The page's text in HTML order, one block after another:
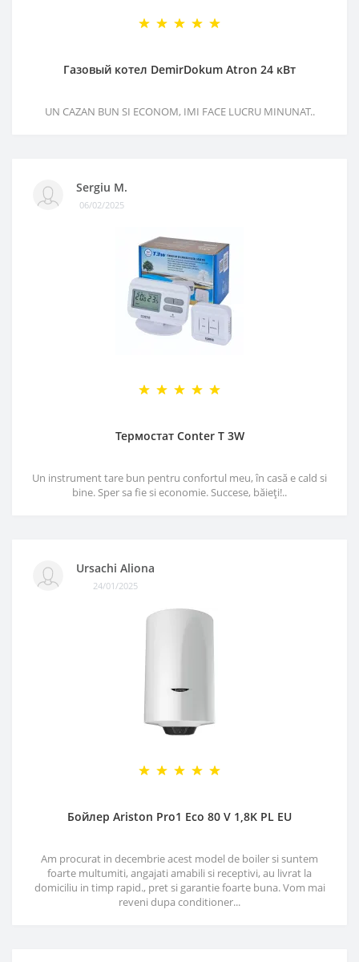
Газовый котел DemirDokum Atron 24 кВт
UN CAZAN BUN SI ECONOM, IMI FACE LUCRU MINUNAT..
Sergiu M.
06/02/2025
Термостат Conter T 3W
Un instrument tare bun pentru confortul meu, în casă e cald si
bine. Sper sa fie si economie. Succese, băieți!..
Ursachi Aliona
24/01/2025
Бойлер Ariston Pro1 Eco 80 V 1,8K PL EU
Am procurat in decembrie acest model de boiler si suntem
foarte multumiti, angajati amabili si receptivi, au livrat la
domiciliu in timp rapid., pret si garantie foarte buna. Vom mai
reveni dupa conditioner...